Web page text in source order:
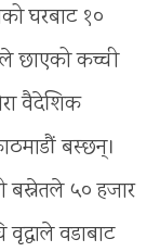
घरबाट १०
छाएको कच्ची
वैदेशिक
बस्छन्।
बस्नेतले ५० हजार
वडाबाट